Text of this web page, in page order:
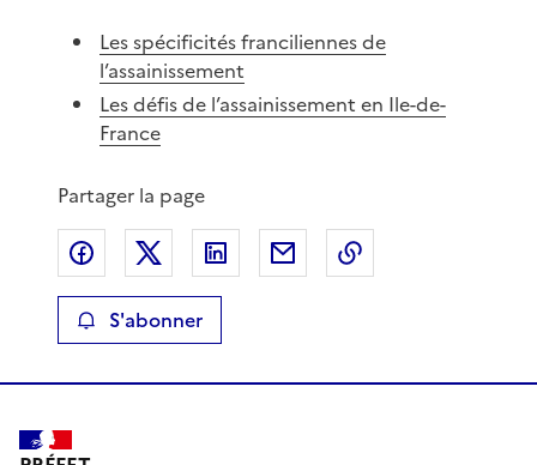
Les spécificités franciliennes de
l’assainissement
Les défis de l’assainissement en Ile-de-
France
Partager la page
Partager sur Facebook
Partager sur XPartager sur LinkedIn
Partager par email
S'abonner